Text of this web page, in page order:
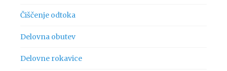
Čiščenje odtoka
Delovna obutev
Delovne rokavice